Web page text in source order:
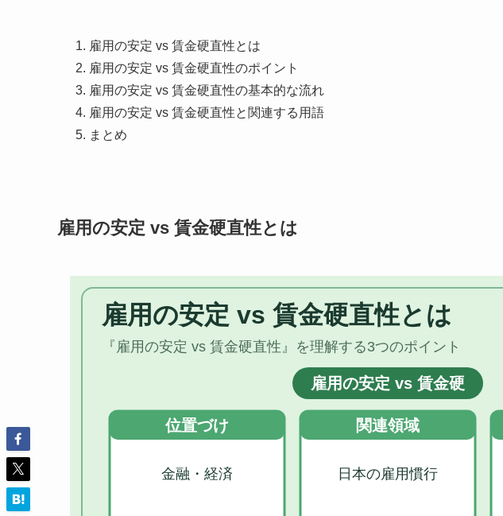
雇用の安定 vs 賃金硬直性とは
雇用の安定 vs 賃金硬直性のポイント
雇用の安定 vs 賃金硬直性の基本的な流れ
雇用の安定 vs 賃金硬直性と関連する用語
まとめ
雇用の安定 vs 賃金硬直性とは